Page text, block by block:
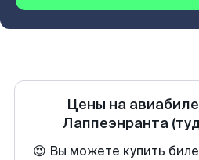
Цены на
Лаппеэнранта
😍 Вы можете купить